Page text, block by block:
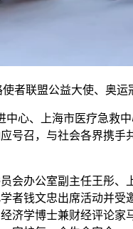
者联盟公益大使、奥
心、上海市医疗急救
召，与社会各界携
会办公室副主任王彤
钱文忠出席活动并
学博士兼财经评论